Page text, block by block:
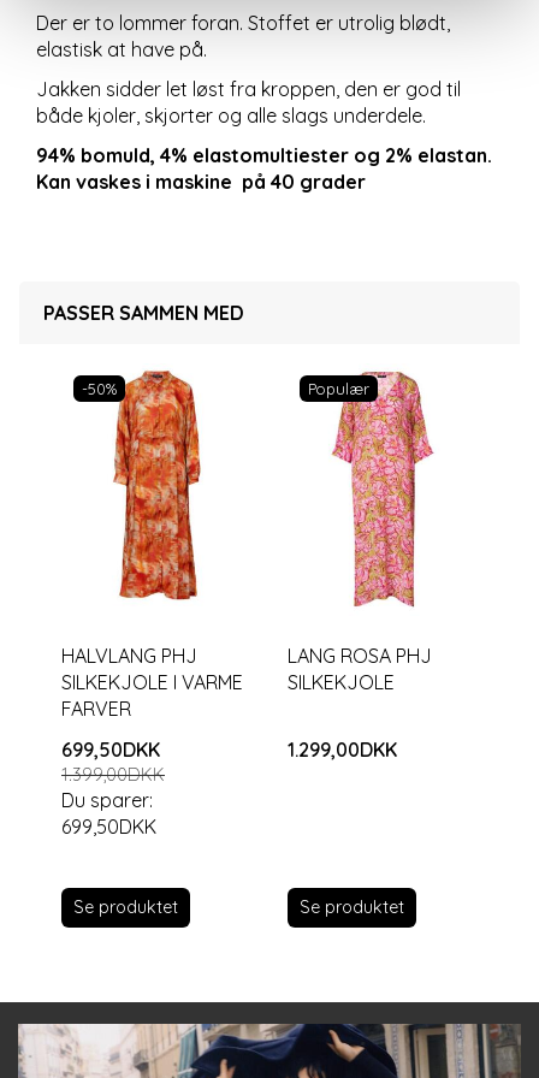
Der er to lommer foran. Stoffet er utrolig blødt,
elastisk at have på.
Jakken sidder let løst fra kroppen, den er god til
både kjoler, skjorter og alle slags underdele.
94% bomuld, 4% elastomultiester og 2% elastan.
Kan vaskes i maskine på 40 grader
PASSER SAMMEN MED
-50%
HALVLANG PHJ
SILKEKJOLE I VARME
FARVER
699,50DKK
1.399,00DKK
Du sparer:
699,50DKK
Se produktet
Populær
LANG ROSA PHJ
SILKEKJOLE
1.299,00DKK
Se produktet